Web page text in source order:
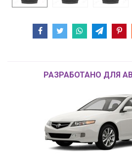
РАЗРАБОТАНО ДЛЯ